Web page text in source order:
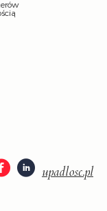
upadlosc.pl